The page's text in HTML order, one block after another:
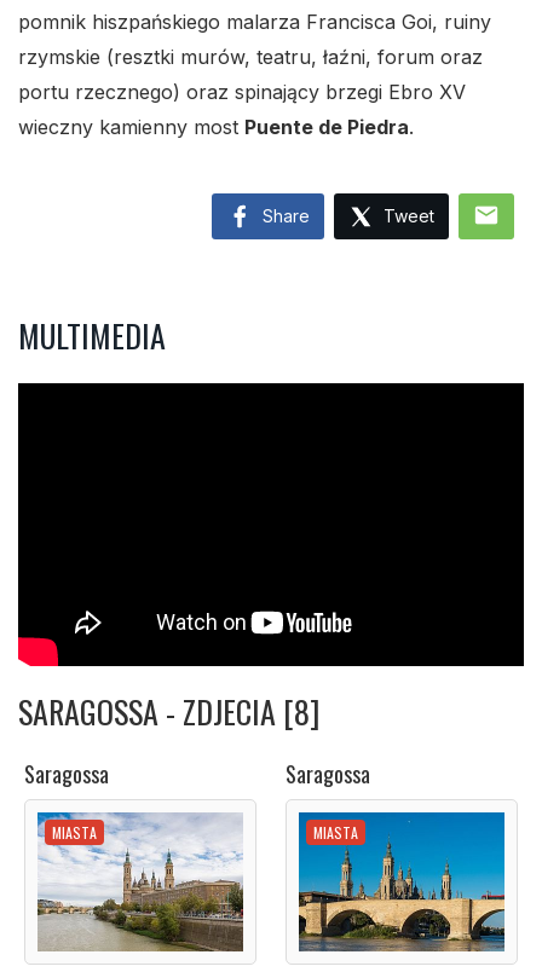
pomnik hiszpańskiego malarza Francisca Goi, ruiny
rzymskie (resztki murów, teatru, łaźni, forum oraz
portu rzecznego) oraz spinający brzegi Ebro XV
wieczny kamienny most Puente de Piedra.
Share Tweet mail
MULTIMEDIA
SARAGOSSA - ZDJECIA [8]
Saragossa
MIASTA
Saragossa
MIASTA